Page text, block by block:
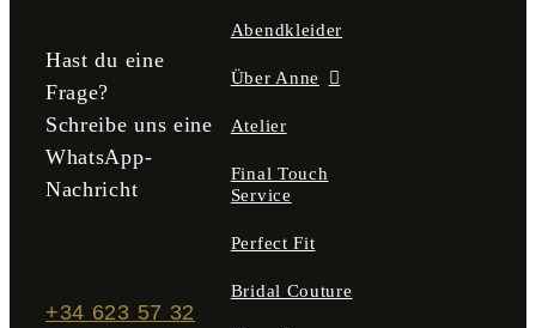
werden
Hast du eine
Frage?
Schreibe uns eine
WhatsApp-
Nachricht
+34 623 57 32
Abendkleider
Über Anne
Atelier
Final Touch
Service
Perfect Fit
Bridal Couture